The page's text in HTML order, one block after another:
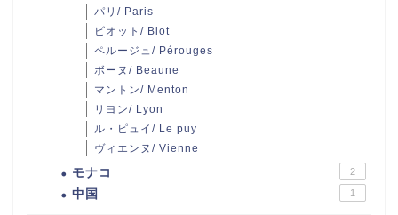
パリ/ Paris
ビオット/ Biot
ペルージュ/ Pérouges
ボーヌ/ Beaune
マントン/ Menton
リヨン/ Lyon
ル・ピュイ/ Le puy
ヴィエンヌ/ Vienne
モナコ 2
中国 1